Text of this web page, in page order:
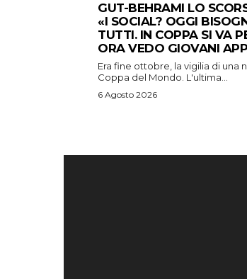
GUT-BEHRAMI LO
«I SOCIAL? OGGI
TUTTI. IN COPPA SI VA
ORA VEDO GIOVANI
Era fine ottobre, la vigilia di una
Coppa del Mondo. L'ultima...
6 Agosto 2026